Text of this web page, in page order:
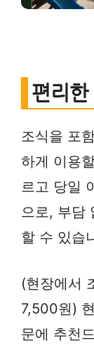
편리
조식을 포
하게 이용
르고 당일
으로, 부담
할 수 있습
(현장에서
7,500원)
문에 추천